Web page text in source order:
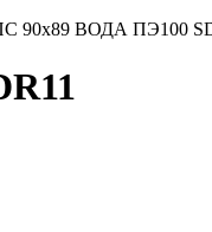
90х89 ВОДА ПЭ100